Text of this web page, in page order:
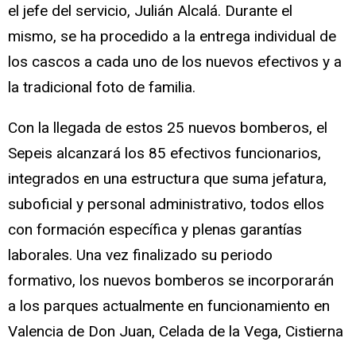
el jefe del servicio, Julián Alcalá. Durante el
mismo, se ha procedido a la entrega individual de
los cascos a cada uno de los nuevos efectivos y a
la tradicional foto de familia.
Con la llegada de estos 25 nuevos bomberos, el
Sepeis alcanzará los 85 efectivos funcionarios,
integrados en una estructura que suma jefatura,
suboficial y personal administrativo, todos ellos
con formación específica y plenas garantías
laborales. Una vez finalizado su periodo
formativo, los nuevos bomberos se incorporarán
a los parques actualmente en funcionamiento en
Valencia de Don Juan, Celada de la Vega, Cistierna